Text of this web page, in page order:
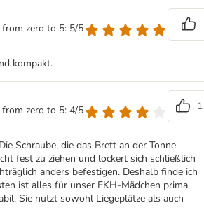
zero to 5: 5/5
kompakt.
zero to 5: 4/5
1
Schraube, die das Brett an der Tonne
fest zu ziehen und lockert sich schließlich
anders befestigen. Deshalb finde ich
ist alles für unser EKH-Mädchen prima.
Sie nutzt sowohl Liegeplätze als auch